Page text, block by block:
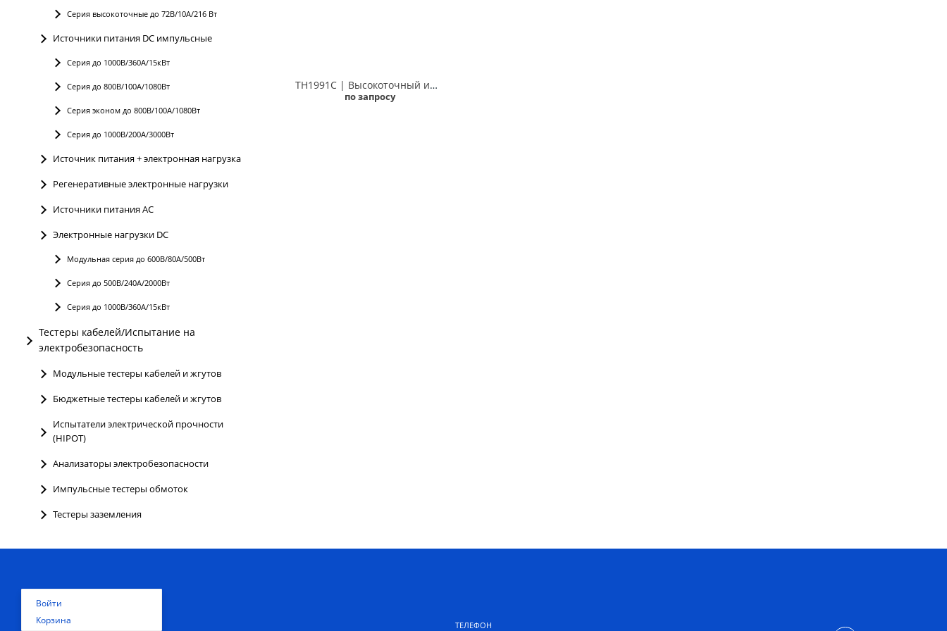
Серия высокоточные до 72В/10А/216 Вт
Источники питания DC импульсные
Серия до 1000В/360А/15кВт
Серия до 800В/100А/1080Вт
Серия эконом до 800В/100А/1080Вт
Серия до 1000В/200А/3000Вт
Источник питания + электронная нагрузка
Регенеративные электронные нагрузки
Источники питания AC
Электронные нагрузки DC
Модульная серия до 600В/80А/500Вт
Серия до 500В/240А/2000Вт
Серия до 1000В/360А/15кВт
Тестеры кабелей/Испытание на
электробезопасность
Модульные тестеры кабелей и жгутов
Бюджетные тестеры кабелей и жгутов
Испытатели электрической прочности
(HIPOT)
Анализаторы электробезопасности
Импульсные тестеры обмоток
Тестеры заземления
Войти
Корзина
TH1991C | Высокоточный источник-измеритель питания, 1 канал, 200мВ-60В, 100нА-1.5А Techmize TH1991C (Tonghui TH1991C)
по запросу
ТЕЛЕФОН